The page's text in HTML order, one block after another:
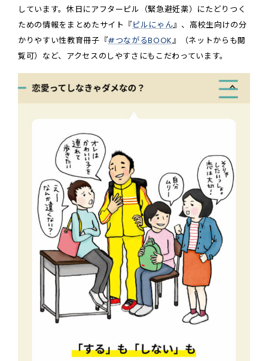
しています。休日にアフターピル（緊急避妊薬）にたどりつく
ための情報をまとめたサイト『ピルにゃん』、高校生向けの分
かりやすい性教育冊子『#つながるBOOK』（ネットからも閲
覧可）など、アクセスのしやすさにもこだわっています。